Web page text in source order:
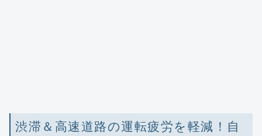
渋滞＆高速道路の運転疲労を軽減！自